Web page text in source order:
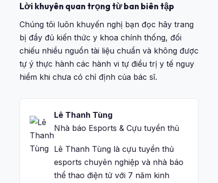
Lời khuyên quan trọng từ ban biên tập
Chúng tôi luôn khuyến nghị bạn đọc hãy trang
bị đầy đủ kiến thức y khoa chính thống, đối
chiếu nhiều nguồn tài liệu chuẩn và không được
tự ý thực hành các hành vi tự điều trị y tế nguy
hiểm khi chưa có chỉ định của bác sĩ.
Lê Thanh Tùng
Nhà báo Esports & Cựu tuyển thủ
Lê Thanh Tùng là cựu tuyển thủ
esports chuyên nghiệp và nhà báo
thể thao điện tử với 7 năm kinh